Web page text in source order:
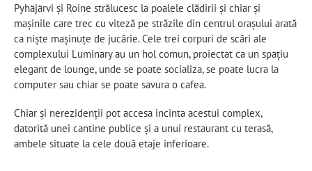
Pyhäjärvi și Roine strălucesc la poalele clădirii și chiar și
mașinile care trec cu viteză pe străzile din centrul orașului arată
ca niște mașinuțe de jucărie. Cele trei corpuri de scări ale
complexului Luminary au un hol comun, proiectat ca un spațiu
elegant de lounge, unde se poate socializa, se poate lucra la
computer sau chiar se poate savura o cafea.
Chiar și nerezidenţii pot accesa incinta acestui complex,
datorită unei cantine publice şi a unui restaurant cu terasă,
ambele situate la cele două etaje inferioare.